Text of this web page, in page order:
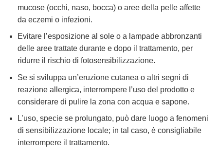
mucose (occhi, naso, bocca) o aree della pelle affette
da eczemi o infezioni.
Evitare l’esposizione al sole o a lampade abbronzanti
delle aree trattate durante e dopo il trattamento, per
ridurre il rischio di fotosensibilizzazione.
Se si sviluppa un’eruzione cutanea o altri segni di
reazione allergica, interrompere l’uso del prodotto e
considerare di pulire la zona con acqua e sapone.
L’uso, specie se prolungato, può dare luogo a fenomeni
di sensibilizzazione locale; in tal caso, è consigliabile
interrompere il trattamento.